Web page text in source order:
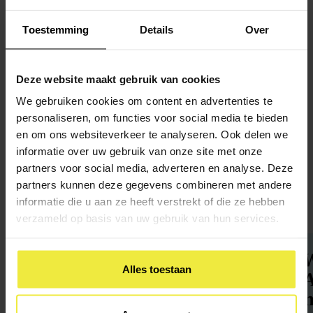
Toestemming Details Over
Deze website maakt gebruik van cookies
We gebruiken cookies om content en advertenties te
personaliseren, om functies voor social media te bieden
en om ons websiteverkeer te analyseren. Ook delen we
informatie over uw gebruik van onze site met onze
partners voor social media, adverteren en analyse. Deze
partners kunnen deze gegevens combineren met andere
informatie die u aan ze heeft verstrekt of die ze hebben
verzameld op basis van uw gebruik van hun services.
Alles toestaan
Inloopspreekuur
Dinsdag 15.00-17.00
OBA Osdorp
Donderdag 15.00-17.00
OBA Bijlmerplein
Nieuws,updates en tips